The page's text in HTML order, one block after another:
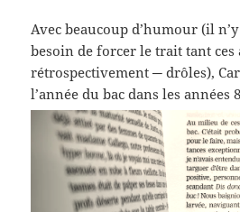
Avec beaucoup d’humour (il
besoin de forcer le trait tant ces
rétrospectivement ─ drôles),
l’année du bac dans les années